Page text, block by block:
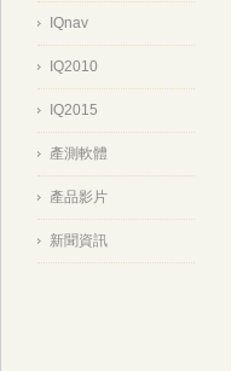
IQnav
IQ2010
IQ2015
產測軟體
產品影片
新聞資訊